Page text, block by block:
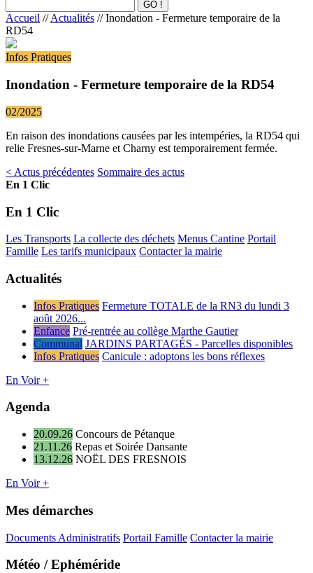
Accueil //Actualités // Inondation - Fermeture temporaire de la
RD54
Infos Pratiques
Inondation - Fermeture temporaire de la RD54
02/2025
En raison des inondations causées par les intempéries, la RD54 qui
relie Fresnes-sur-Marne et Charny est temporairement fermée.
< Actus précédentes Sommaire des actus
En 1 Clic
En 1 Clic
Les Transports La collecte des déchets Menus Cantine Portail
Famille Les tarifs municipaux Contacter la mairie
Actualités
Infos Pratiques Fermeture TOTALE de la RN3 du lundi 3
août 2026...
Enfance Pré-rentrée au collège Marthe Gautier
Communal JARDINS PARTAGÉS - Parcelles disponibles
Infos Pratiques Canicule : adoptons les bons réflexes
En Voir +
Agenda
20.09.26 Concours de Pétanque
21.11.26 Repas et Soirée Dansante
13.12.26 NOËL DES FRESNOIS
En Voir +
Mes démarches
Documents Administratifs Portail Famille Contacter la mairie
Météo / Ephéméride